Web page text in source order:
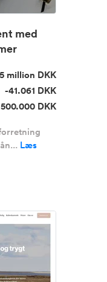
med
million DKK
-41.061 DKK
500.000 DKK
Læs